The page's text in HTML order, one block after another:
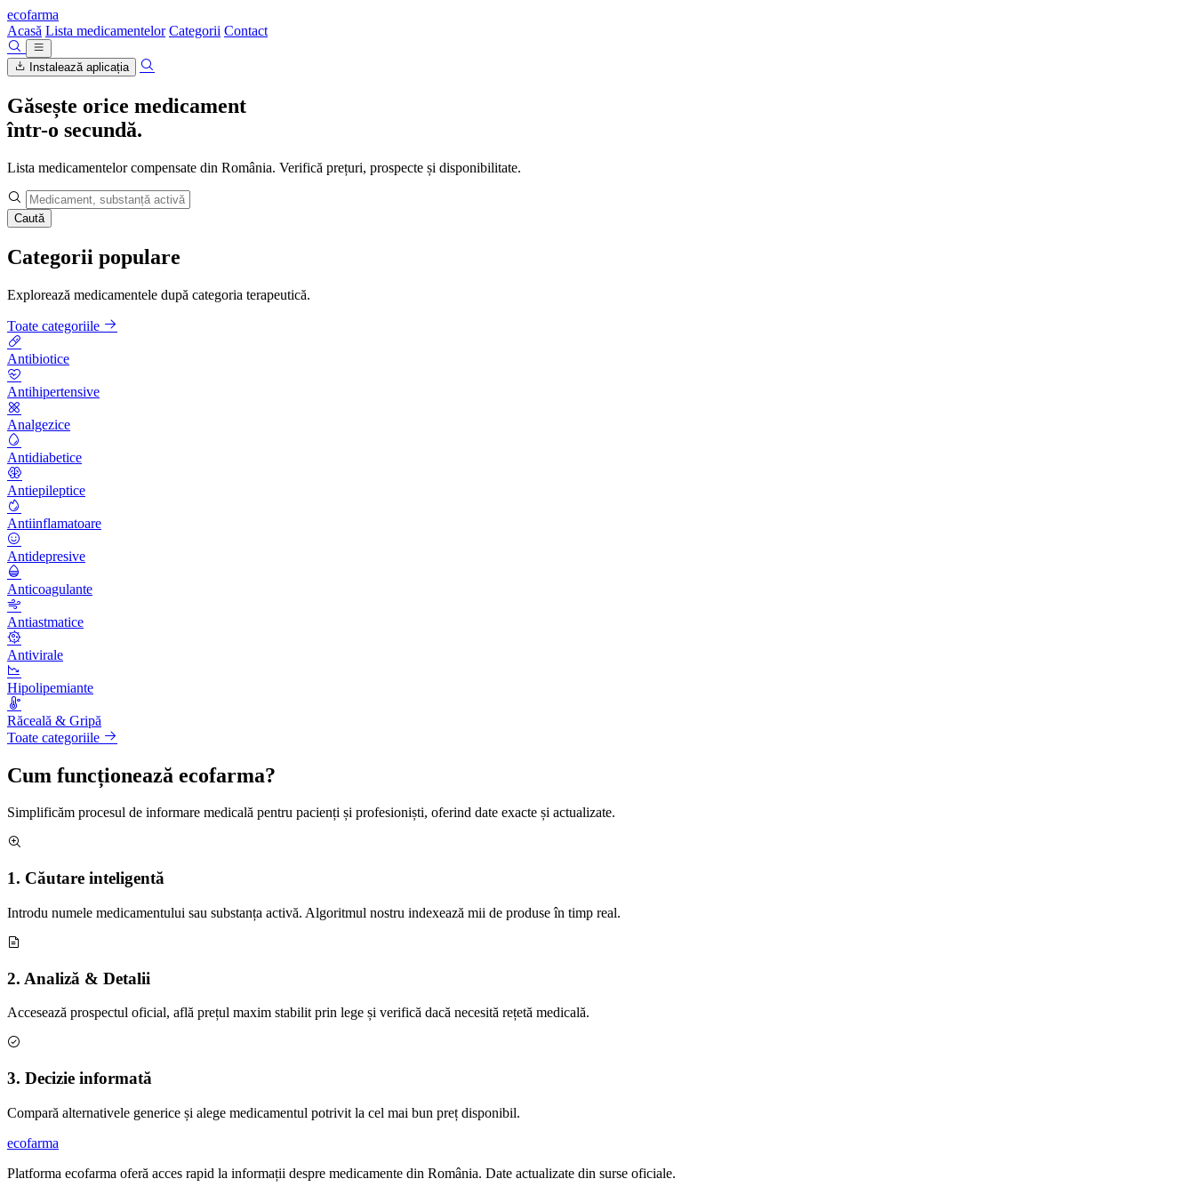
ecofarma
Acasă Lista medicamentelor Categorii Contact
Instalează aplicația
Găsește orice medicament
într-o secundă.
Lista medicamentelor compensate din România. Verifică prețuri, prospecte și disponibilitate.
Caută
Categorii populare
Explorează medicamentele după categoria terapeutică.
Toate categoriile
Antibiotice
Antihipertensive
Analgezice
Antidiabetice
Antiepileptice
Antiinflamatoare
Antidepresive
Anticoagulante
Antiastmatice
Antivirale
Hipolipemiante
Răceală & Gripă
Toate categoriile
Cum funcționează ecofarma?
Simplificăm procesul de informare medicală pentru pacienți și profesioniști, oferind date exacte și actualizate.
1. Căutare inteligentă
Introdu numele medicamentului sau substanța activă. Algoritmul nostru indexează mii de produse în timp real.
2. Analiză & Detalii
Accesează prospectul oficial, află prețul maxim stabilit prin lege și verifică dacă necesită rețetă medicală.
3. Decizie informată
Compară alternativele generice și alege medicamentul potrivit la cel mai bun preț disponibil.
ecofarma
Platforma ecofarma oferă acces rapid la informații despre medicamente din România. Date actualizate din surse oficiale.